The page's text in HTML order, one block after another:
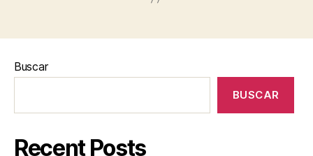
Buscar
BUSCAR
Recent Posts